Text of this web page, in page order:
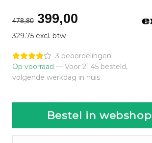
478,80 Oorspronkelijke
prijs
was:
€478,80.
399,00Huidige
€399,00.
329.75 excl. btw
3 beoordelingen
Op voorraad — Voor 21:45 besteld,
volgende werkdag in huis
Bestel in webshop